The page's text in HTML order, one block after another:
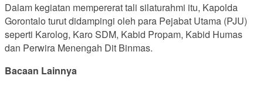
Dalam kegiatan mempererat tali silaturahmi itu, Kapolda
Gorontalo turut didampingi oleh para Pejabat Utama (PJU)
seperti Karolog, Karo SDM, Kabid Propam, Kabid Humas
dan Perwira Menengah Dit Binmas.
Bacaan Lainnya